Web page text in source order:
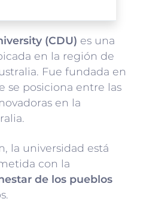
(CDU) es una
en la región de
Fue fundada en
se posiciona entre las
en la
la universidad está
con la
de los pueblos